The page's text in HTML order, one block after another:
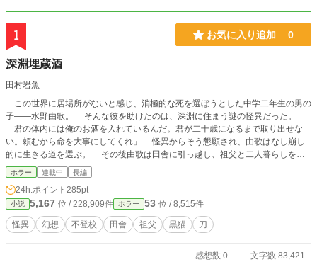
1 お気に入り追加 0
深淵埋蔵酒
田村岩魚
この世界に居場所がないと感じ、消極的な死を選ぼうとした中学二年生の男の
子――水野由歌。 そんな彼を助けたのは、深淵に住まう謎の怪異だった。
「君の体内には俺のお酒を入れているんだ。君が二十歳になるまで取り出せな
い。頼むから命を大事にしてくれ」 怪異からそう懇願され、由歌はなし崩し
的に生きる道を選ぶ。 その後由歌は田舎に引っ越し、祖父と二人暮らしをす
ることになる。 祖父から農業を教わったり、一緒に山菜を食べたりと、人生
で初めて心安らぐ日々を過ごすことができたのだが、そこに由歌を助けてくれた
謎の怪異がやってきて――。 田舎を舞台にしたスローライフ幻想怪異譚。
ちょっとバトル寄りです。 小説家になろう、カクヨムにも投稿しています。
ホラー 連載中 長編
24h.ポイント 285pt
小説 5,167 位 / 228,909件 ホラー 53 位 / 8,515件
怪異 幻想 不登校 田舎 祖父 黒猫 刀
感想数 0
文字数 83,421